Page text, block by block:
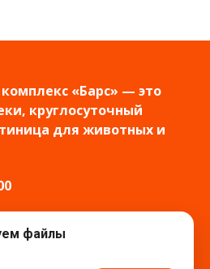
«Барс» — это
круглосуточный
для животных и
файлы